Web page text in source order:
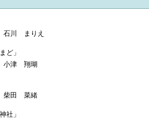
石川 まりえ
ど」
小津 翔瑚
柴田 菜緒
社」